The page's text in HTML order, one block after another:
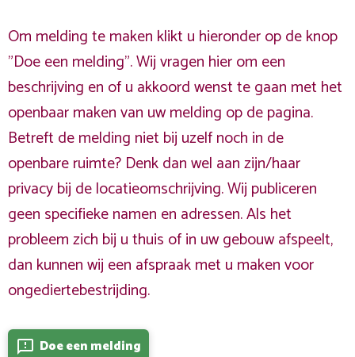
Om melding te maken klikt u hieronder op de knop
"Doe een melding". Wij vragen hier om een
beschrijving en of u akkoord wenst te gaan met het
openbaar maken van uw melding op de pagina.
Betreft de melding niet bij uzelf noch in de
openbare ruimte? Denk dan wel aan zijn/haar
privacy bij de locatieomschrijving. Wij publiceren
geen specifieke namen en adressen. Als het
probleem zich bij u thuis of in uw gebouw afspeelt,
dan kunnen wij een afspraak met u maken voor
ongediertebestrijding.
feedback Doe een melding